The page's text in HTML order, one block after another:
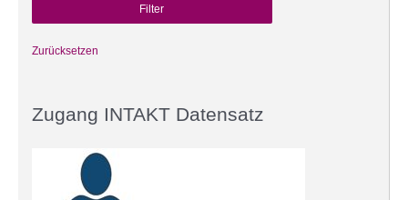
Zurücksetzen
Zugang INTAKT Datensatz